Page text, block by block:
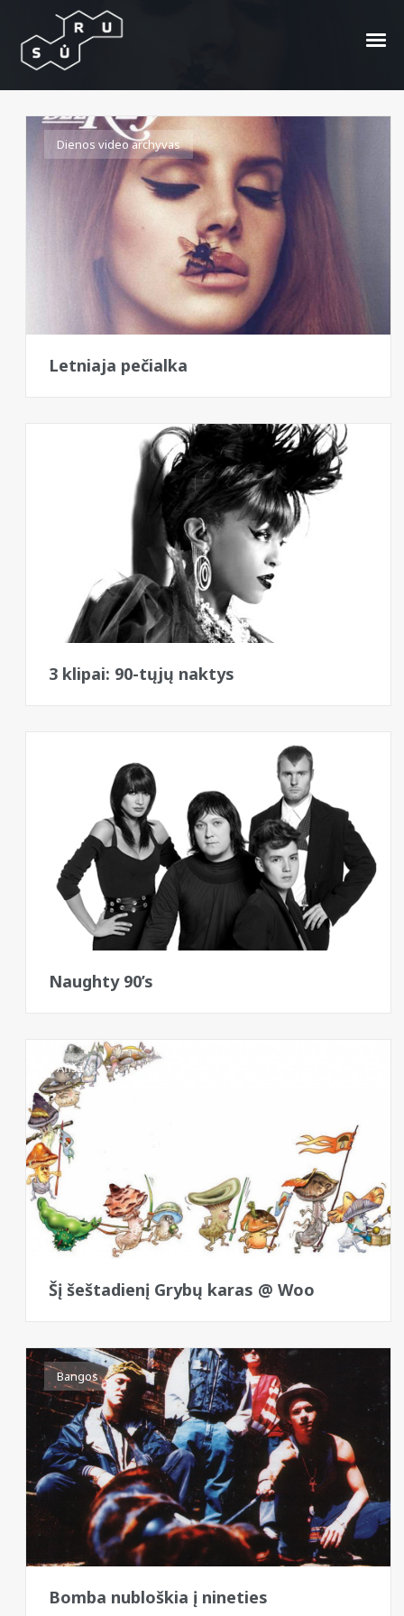
90s
Dienos video archyvas
Letniaja pečialka
3 klipai: 90-tųjų naktys
Naughty 90’s
Afiša
Šį šeštadienį Grybų karas @ Woo
Bangos
Bomba nubloškia į nineties